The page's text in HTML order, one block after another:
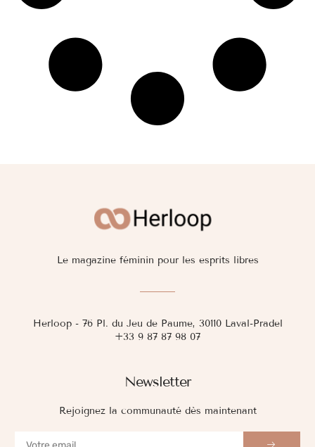
Newsletter
Rejoignez la communauté dès maintenant
Le magazine féminin pour les esprits libres
Herloop - 76 Pl. du Jeu de Paume, 30110 Laval-Pradel
+33 9 87 87 98 07